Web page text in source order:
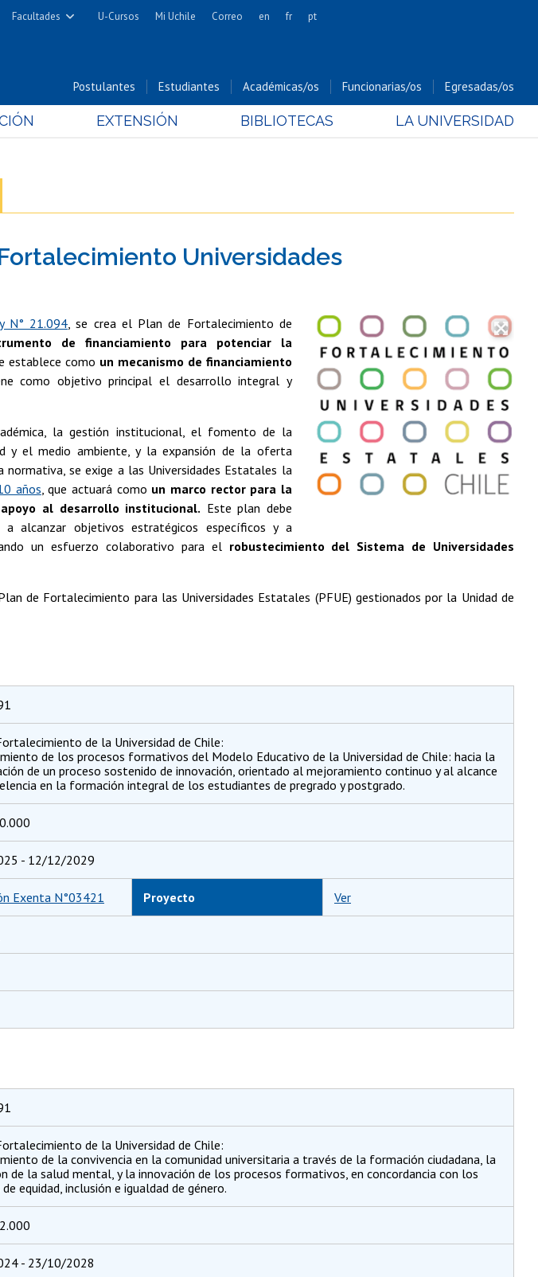
Facultades
Cs. Físicas y Matemáticas
Cs. Forestales y Conservación
Cs. Químicas y Farmacéuticas
Cs. Sociales
Estudios Avanzados en Educación
Estudios Internacionales
U-Cursos Mi Uchile Correo en fr pt
Postulantes Estudiantes Académicas/os Funcionarias/os Egresadas/os
EXTENSIÓN BIBLIOTECAS LA UNIVERSIDAD
Universidades
N° 21.094 , se crea el Plan de Fortalecimiento de
de financiamiento para potenciar la
establece como un mecanismo de financiamiento
como objetivo principal el desarrollo integral y
la gestión institucional, el fomento de la
y el medio ambiente, y la expansión de la oferta
se exige a las Universidades Estatales la
años , que actuará como un marco rector para la
al desarrollo institucional. Este plan debe
alcanzar objetivos estratégicos específicos y a
un esfuerzo colaborativo para el robustecimiento del Sistema de Universidades
de Fortalecimiento para las Universidades Estatales (PFUE) gestionados por la Unidad de
de la Universidad de Chile:
de los procesos formativos del Modelo Educativo de la Universidad de Chile: hacia la
de un proceso sostenido de innovación, orientado al mejoramiento continuo y al alcance
en la formación integral de los estudiantes de pregrado y postgrado.
- 12/12/2029
Exenta N°03421 Proyecto Ver
de la Universidad de Chile:
de la convivencia en la comunidad universitaria a través de la formación ciudadana, la
de la salud mental, y la innovación de los procesos formativos, en concordancia con los
equidad, inclusión e igualdad de género.
- 23/10/2028